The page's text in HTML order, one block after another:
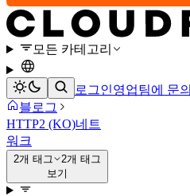
모든 카테고리
로그인영업팀에 문의
블로그
HTTP2 (KO)네트
워크
2개 태그
2개 태그
보기